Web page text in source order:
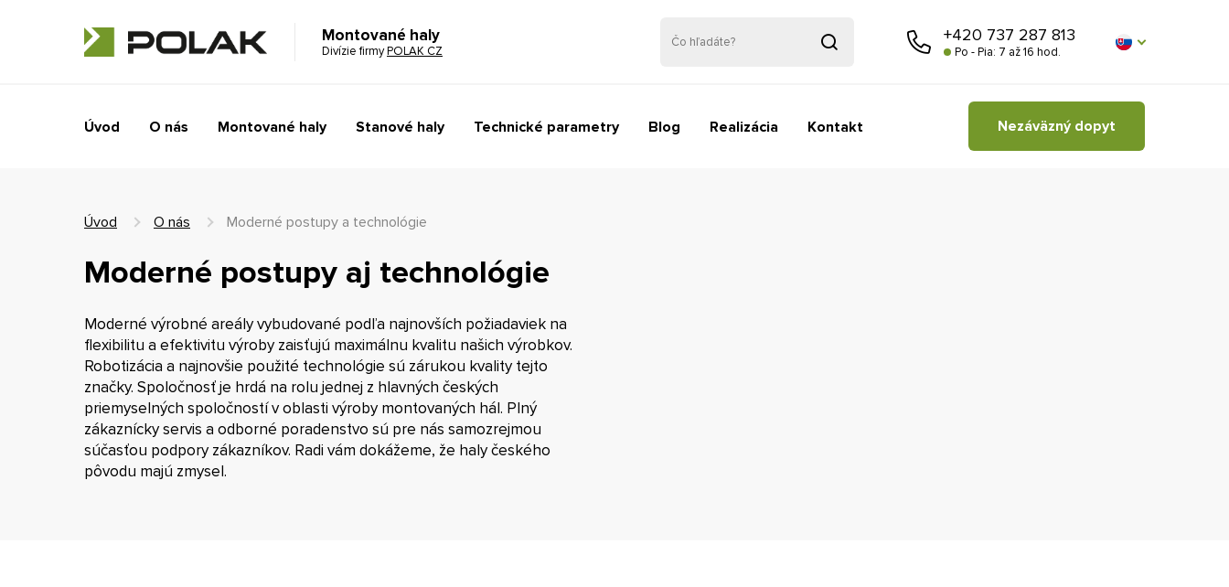
Montované haly
Divízie firmyPOLAK CZ
+420 737 287 813
Po - Pia: 7 až 16 hod.
Úvod O nás Montované haly Stanové haly Technické parametry Blog Realizácia Kontakt Nezáväzný dopyt
Úvod O nás Moderné postupy a technológie
Moderné postupy aj technológie
Moderné výrobné areály vybudované podľa najnovších požiadaviek na
flexibilitu a efektivitu výroby zaisťujú maximálnu kvalitu našich výrobkov.
Robotizácia a najnovšie použité technológie sú zárukou kvality tejto
značky. Spoločnosť je hrdá na rolu jednej z hlavných českých
priemyselných spoločností v oblasti výroby montovaných hál. Plný
zákaznícky servis a odborné poradenstvo sú pre nás samozrejmou
súčasťou podpory zákazníkov. Radi vám dokážeme, že haly českého
pôvodu majú zmysel.